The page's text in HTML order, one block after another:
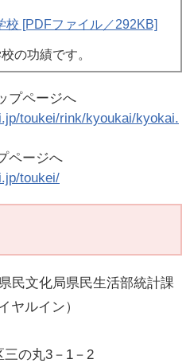
校 [PDFファイル／292KB]
功績です。
プページへ
toukei/rink/kyoukai/kyokai.
ページへ
toukei/
民文化局県民生活部統計課
ヤルイン）
の丸3－1－2